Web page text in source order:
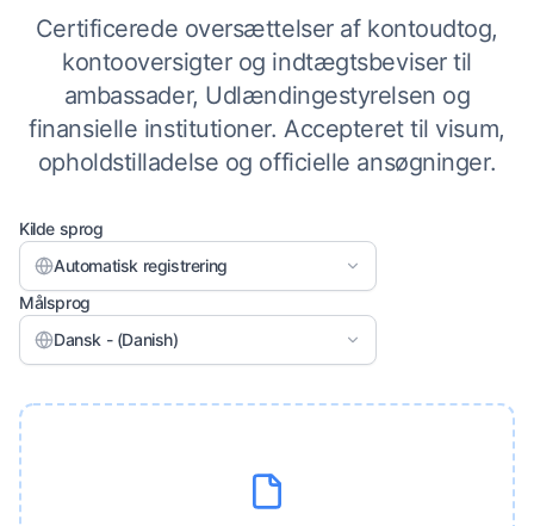
Certificerede oversættelser af kontoudtog,
kontooversigter og indtægtsbeviser til
ambassader, Udlændingestyrelsen og
finansielle institutioner. Accepteret til visum,
opholdstilladelse og officielle ansøgninger.
Kilde sprog
Automatisk registrering
Målsprog
Dansk - (Danish)